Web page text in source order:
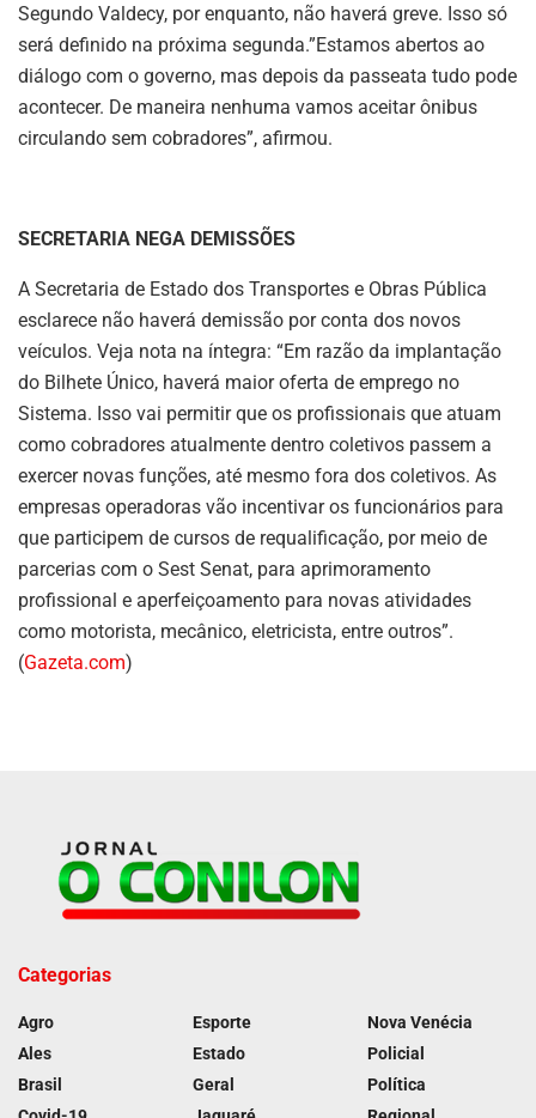
Segundo Valdecy, por enquanto, não haverá greve. Isso só
será definido na próxima segunda.”Estamos abertos ao
diálogo com o governo, mas depois da passeata tudo pode
acontecer. De maneira nenhuma vamos aceitar ônibus
circulando sem cobradores”, afirmou.
SECRETARIA NEGA DEMISSÕES
A Secretaria de Estado dos Transportes e Obras Pública
esclarece não haverá demissão por conta dos novos
veículos. Veja nota na íntegra: “Em razão da implantação
do Bilhete Único, haverá maior oferta de emprego no
Sistema. Isso vai permitir que os profissionais que atuam
como cobradores atualmente dentro coletivos passem a
exercer novas funções, até mesmo fora dos coletivos. As
empresas operadoras vão incentivar os funcionários para
que participem de cursos de requalificação, por meio de
parcerias com o Sest Senat, para aprimoramento
profissional e aperfeiçoamento para novas atividades
como motorista, mecânico, eletricista, entre outros”.
(Gazeta.com)
Categorias
Agro
Ales
Brasil
Esporte
Estado
Geral
Nova Venécia
Policial
Política